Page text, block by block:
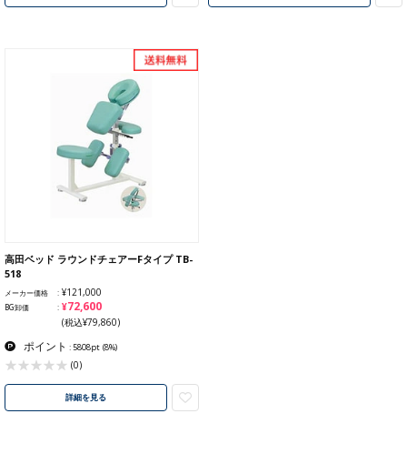
高田ベッド ラウンドチェアーFタイプ TB-
518
メーカー価格 ¥121,000
BG卸価 ¥72,600
(税込¥79,860)
ポイント : 5808pt (8%)
(0)
詳細を見る